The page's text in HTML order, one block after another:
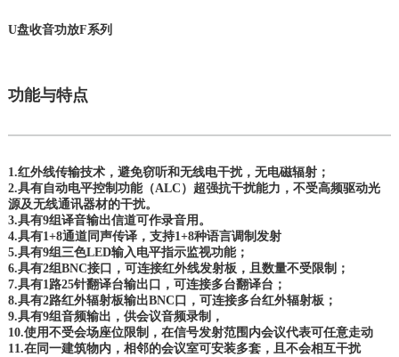
U盘收音功放F系列
功能与特点
1.红外线传输技术，避免窃听和无线电干扰，无电磁辐射；
2.具有自动电平控制功能（ALC）超强抗干扰能力，不受高频驱动光
源及无线通讯器材的干扰。
3.具有9组译音输出信道可作录音用。
4.具有1+8通道同声传译，支持1+8种语言调制发射
5.具有9组三色LED输入电平指示监视功能；
6.具有2组BNC接口，可连接红外线发射板，且数量不受限制；
7.具有1路25针翻译台输出口，可连接多台翻译台；
8.具有2路红外辐射板输出BNC口，可连接多台红外辐射板；
9.具有9组音频输出，供会议音频录制，
10.使用不受会场座位限制，在信号发射范围内会议代表可任意走动
11.在同一建筑物内，相邻的会议室可安装多套，且不会相互干扰